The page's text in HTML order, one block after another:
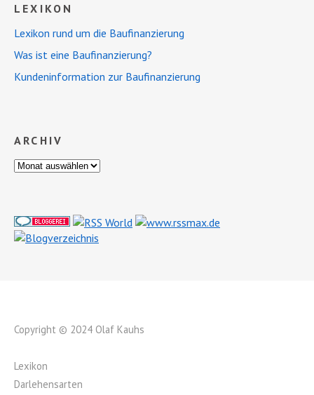
LEXIKON
Lexikon rund um die Baufinanzierung
Was ist eine Baufinanzierung?
Kundeninformation zur Baufinanzierung
ARCHIV
Copyright © 2024 Olaf Kauhs
Lexikon
Darlehensarten